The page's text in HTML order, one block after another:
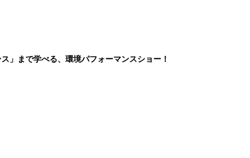
」まで学べる、環境パフォーマンスショー！